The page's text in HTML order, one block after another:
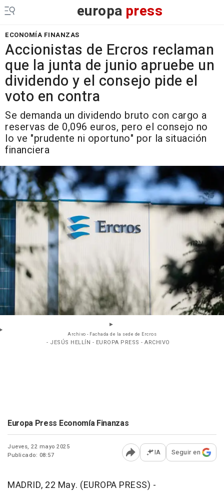
europa press
ECONOMÍA FINANZAS
Accionistas de Ercros reclaman
que la junta de junio apruebe un
dividendo y el consejo pide el
voto en contra
Se demanda un dividendo bruto con cargo a
reservas de 0,096 euros, pero el consejo no
lo ve "prudente ni oportuno" por la situación
financiera
Archivo - Fachada de la sede de Ercros
- JESÚS HELLÍN - EUROPA PRESS - ARCHIVO
Europa Press Economía Finanzas
Jueves, 22 mayo 2025
Publicado: 08:57
Abrir opciones para
IA Seguir en
MADRID, 22 May. (EUROPA PRESS) -